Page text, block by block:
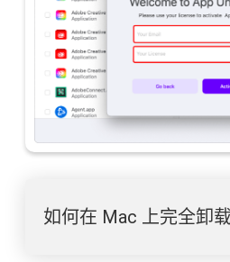
如何在 Mac 上完全卸